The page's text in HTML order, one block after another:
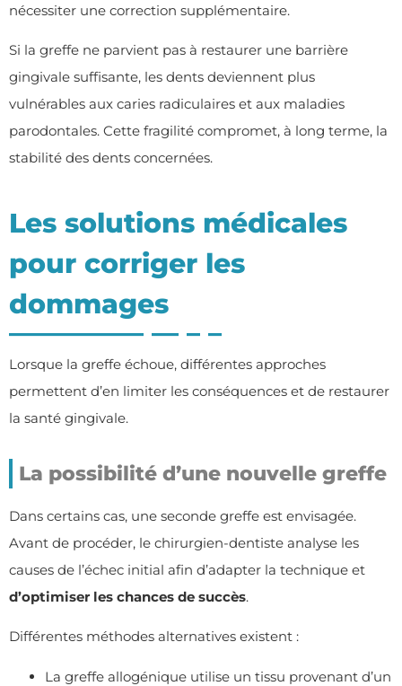
nécessiter une correction supplémentaire.
Si la greffe ne parvient pas à restaurer une barrière
gingivale suffisante, les dents deviennent plus
vulnérables aux caries radiculaires et aux maladies
parodontales. Cette fragilité compromet, à long terme, la
stabilité des dents concernées.
Les solutions médicales
pour corriger les
dommages
Lorsque la greffe échoue, différentes approches
permettent d’en limiter les conséquences et de restaurer
la santé gingivale.
La possibilité d’une nouvelle greffe
Dans certains cas, une seconde greffe est envisagée.
Avant de procéder, le chirurgien-dentiste analyse les
causes de l’échec initial afin d’adapter la technique et
d’optimiser les chances de succès.
Différentes méthodes alternatives existent :
La greffe allogénique utilise un tissu provenant d’un